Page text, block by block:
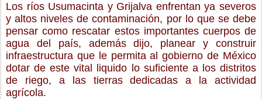
Los ríos Usumacinta y Grijalva enfrentan ya severos
y altos niveles de contaminación, por lo que se debe
pensar como rescatar estos importantes cuerpos de
agua del país, además dijo, planear y construir
infraestructura que le permita al gobierno de México
dotar de este vital liquido lo suficiente a los distritos
de riego, a las tierras dedicadas a la actividad
agrícola.